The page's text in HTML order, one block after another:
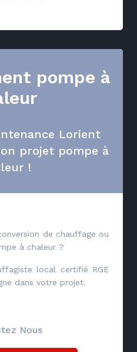
pompe à
Lorient
projet pompe à
!
de chauffage ou
à chaleur ?
local certifié RGE
dans votre projet.
Nous